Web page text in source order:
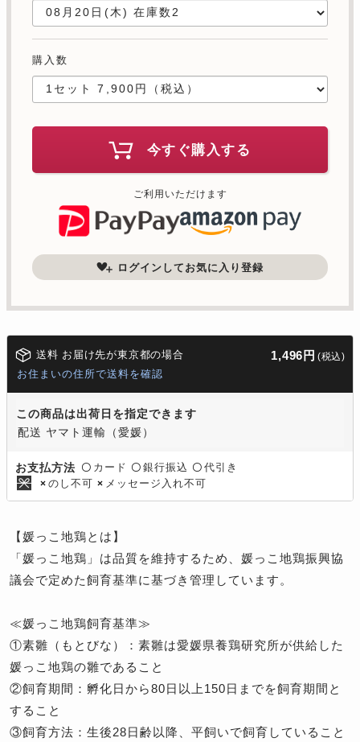
購入数
今すぐ購入する
ご利用いただけます
ログインしてお気に入り登録
送料 お届け先が東京都の場合 1,496円 (税込)
お住まいの住所で送料を確認
この商品は出荷日を指定できます
配送 ヤマト運輸（愛媛）
お支払方法 〇 カード 〇 銀行振込 〇 代引き
× のし不可 × メッセージ入れ不可
【媛っこ地鶏とは】
「媛っこ地鶏」は品質を維持するため、媛っこ地鶏振興協
議会で定めた飼育基準に基づき管理しています。
≪媛っこ地鶏飼育基準≫
①素雛（もとびな）：素雛は愛媛県養鶏研究所が供給した
媛っこ地鶏の雛であること
②飼育期間：孵化日から80日以上150日までを飼育期間と
すること
③飼育方法：生後28日齢以降、平飼いで飼育していること